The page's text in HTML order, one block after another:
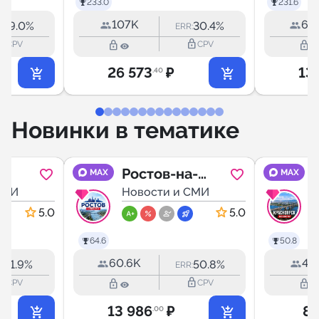
39.0%
CPV
233.0
107K ERR:30.4%
lock_outline lock_outlineCPV
26 573.40 ₽
231.6
lock_outline
13
Новинки в тематике
5.0
51.9%
CPV
MAX
64.6
Ростов-на-
Дону | Новости
Новости и СМИ
5.0
60.6K ERR:50.8%
lock_outline lock_outlineCPV
13 986.00 ₽
MAX
50.8
lock_outline
8